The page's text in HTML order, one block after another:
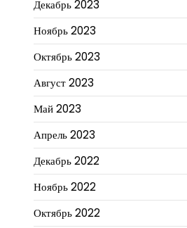
Декабрь 2023
Ноябрь 2023
Октябрь 2023
Август 2023
Май 2023
Апрель 2023
Декабрь 2022
Ноябрь 2022
Октябрь 2022